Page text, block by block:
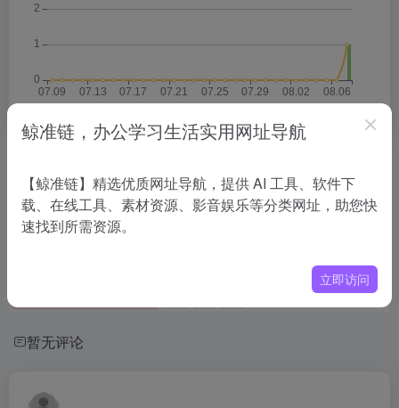
暂无评论
鲸准链，办公学习生活实用网址导航
【鲸准链】精选优质网址导航，提供 AI 工具、软件下
载、在线工具、素材资源、影音娱乐等分类网址，助您快
速找到所需资源。
立即访问